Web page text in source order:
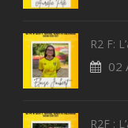
R2 F:
02
R2F :